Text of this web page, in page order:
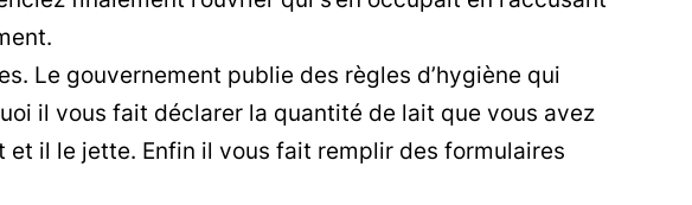
Le gouvernement publie des règles d’hygiène qui
il vous fait déclarer la quantité de lait que vous avez
et il le jette. Enfin il vous fait remplir des formulaires